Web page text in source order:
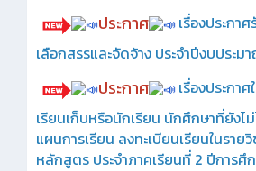
ประกาศ เรื่องประกา
เลือกสรรและจัดจ้าง ประจำปีงบประม
ประกาศ
เรื่องประกา
เรียนเก็บหรือนักเรียน นักศึกษาที่ยังไ
แผนการเรียน ลงทะเบียนเรียนในราย
หลักสูตร ประจำภาคเรียนที่ 2 ปีการศึ